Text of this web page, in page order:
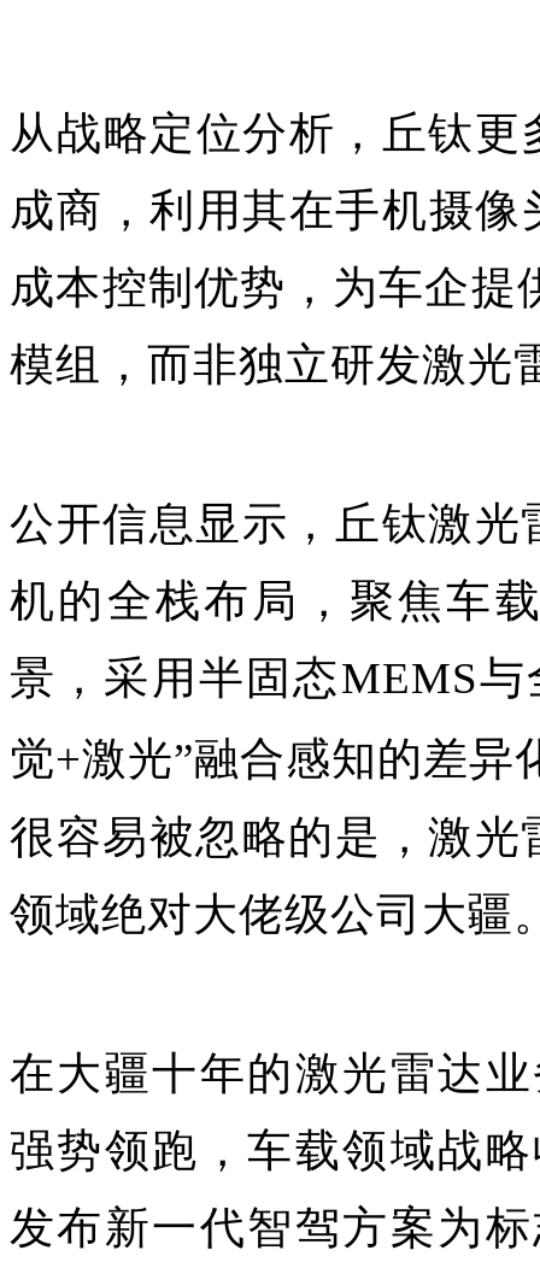
从‌战略定位分析，丘钛
成商‌，利用其在手机摄
成本控制优势，为车企提
模组，而非独立研发激光
公开信息显示，‌丘钛激
机的全栈布局，聚焦车
景，采用半固态MEMS
觉+激光”融合感知的差异
很容易被忽略的是，激
领域绝对大佬级公司大疆
在大疆十年的激光雷达
强势领跑，车载领域战
发布新一代智驾方案为